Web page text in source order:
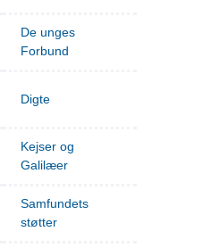
De unges
Forbund
Digte
Kejser og
Galilæer
Samfundets
støtter